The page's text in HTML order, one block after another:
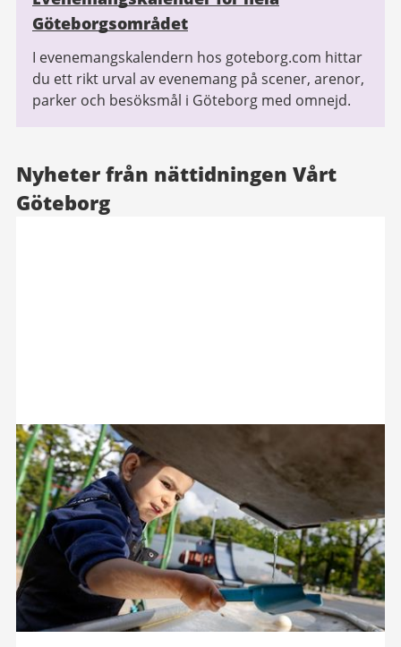
Göteborgsområdet
I evenemangskalendern hos goteborg.com hittar
du ett rikt urval av evenemang på scener, arenor,
parker och besöksmål i Göteborg med omnejd.
Nyheter från nättidningen Vårt
Göteborg